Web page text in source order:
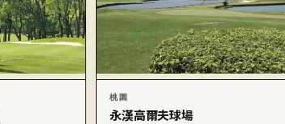
桃園
永漢高爾夫球場